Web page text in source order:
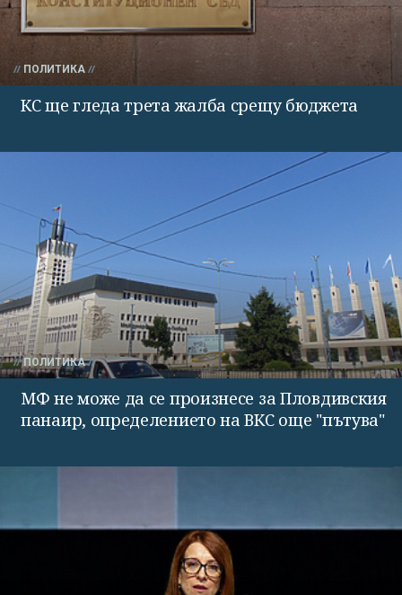
ПОЛИТИКА
КС ще гледа трета жалба срещу бюджета
ПОЛИТИКА
МФ не може да се произнесе за Пловдивския
панаир, определението на ВКС още "пътува"